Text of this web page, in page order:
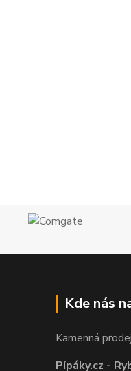
Kde nás
Kamenná
Pípáky.cz -